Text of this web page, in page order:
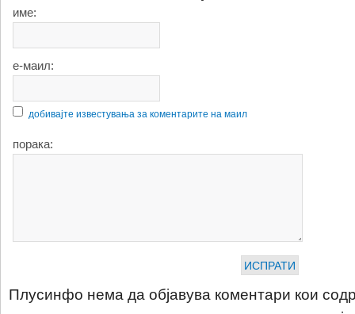
име:
е-маил:
добивајте известувања за коментарите на маил
порака:
Плусинфо нема да објавува коментари кои